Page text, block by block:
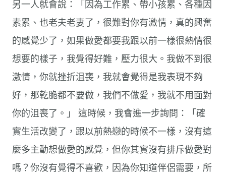
另一人就會說：「因為工作累、帶小孩累、各種因
素累、也老夫老妻了，很難對你有激情，真的興奮
的感覺少了，如果做愛都要我跟以前一樣很熱情很
想要的樣子，我覺得好難，壓力很大。我做不到很
激情，你就挫折沮喪，我就會覺得是我表現不夠
好，那乾脆都不要做，我們不做愛，我就不用面對
你的沮喪了。」 這時候，我會進一步詢問：「確
實生活改變了，跟以前熱戀的時候不一樣，沒有這
麼多主動想做愛的感覺，但你其實沒有排斥做愛對
嗎？你沒有覺得不喜歡，因為你知道伴侶需要，所